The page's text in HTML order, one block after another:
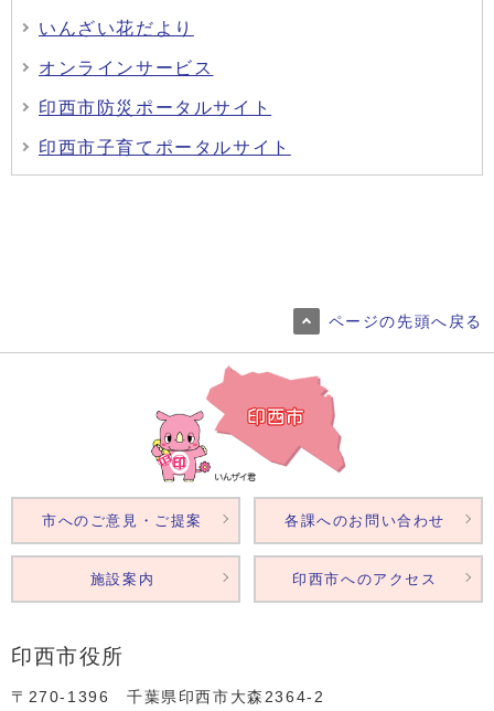
いんざい花だより
オンラインサービス
印西市防災ポータルサイト
印西市子育てポータルサイト
ページの先頭へ戻る
印西市役所
〒270-1396 千葉県印西市大森2364‐2
市へのご意見・ご提案 各課へのお問い合わせ
施設案内 印西市へのアクセス